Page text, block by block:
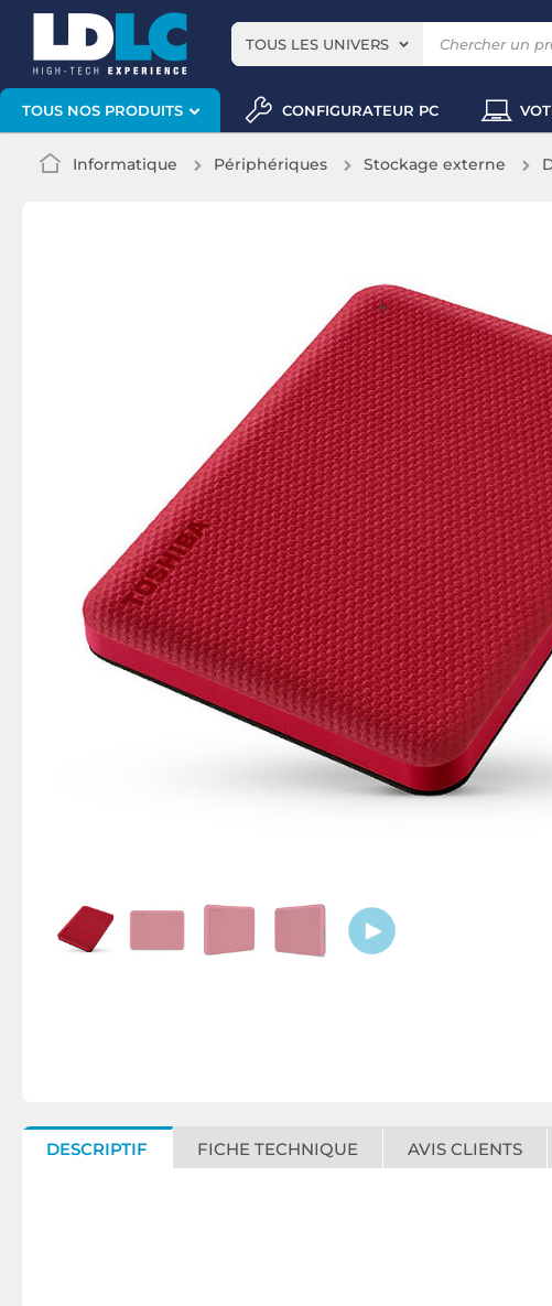
TOUS LES UNIVERS
TOUS NOS PRODUITS CONFIGURATEUR PC
Informatique Périphériques Stockage externe
DESCRIPTIF FICHE TECHNIQUE AVIS CLIENTS